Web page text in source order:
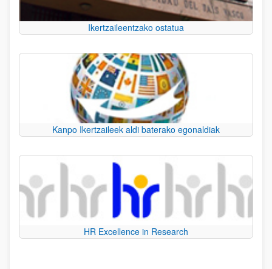
Ikertzaileentzako ostatua
Kanpo Ikertzaileek aldi baterako egonaldiak
HR Excellence in Research